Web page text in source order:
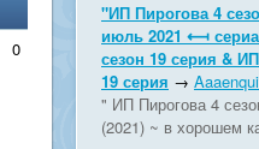
0
"ИП Пирогова 4
июль 2021 ⟻
сезон 19 серия &
19 серия →
" ИП Пирогова 4
(2021) ~ в хорошем